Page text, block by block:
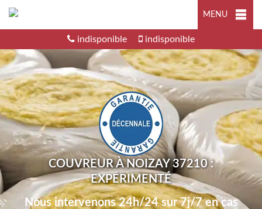
MENU
indisponible indisponible
COUVREUR À NOIZAY 37210 :
EXPÉRIMENTÉ
Nous intervenons 24h/24 sur 7j/7 en cas